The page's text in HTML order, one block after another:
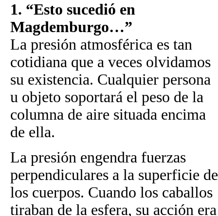
1. “Esto sucedió en
Magdemburgo…”
La presión atmosférica es tan
cotidiana que a veces olvidamos
su existencia. Cualquier persona
u objeto soportará el peso de la
columna de aire situada encima
de ella.
La presión engendra fuerzas
perpendiculares a la superficie de
los cuerpos. Cuando los caballos
tiraban de la esfera, su acción era